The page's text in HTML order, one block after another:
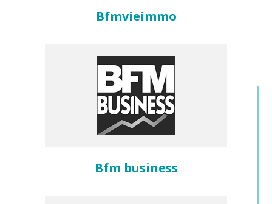
Bfmvieimmo
Bfm business